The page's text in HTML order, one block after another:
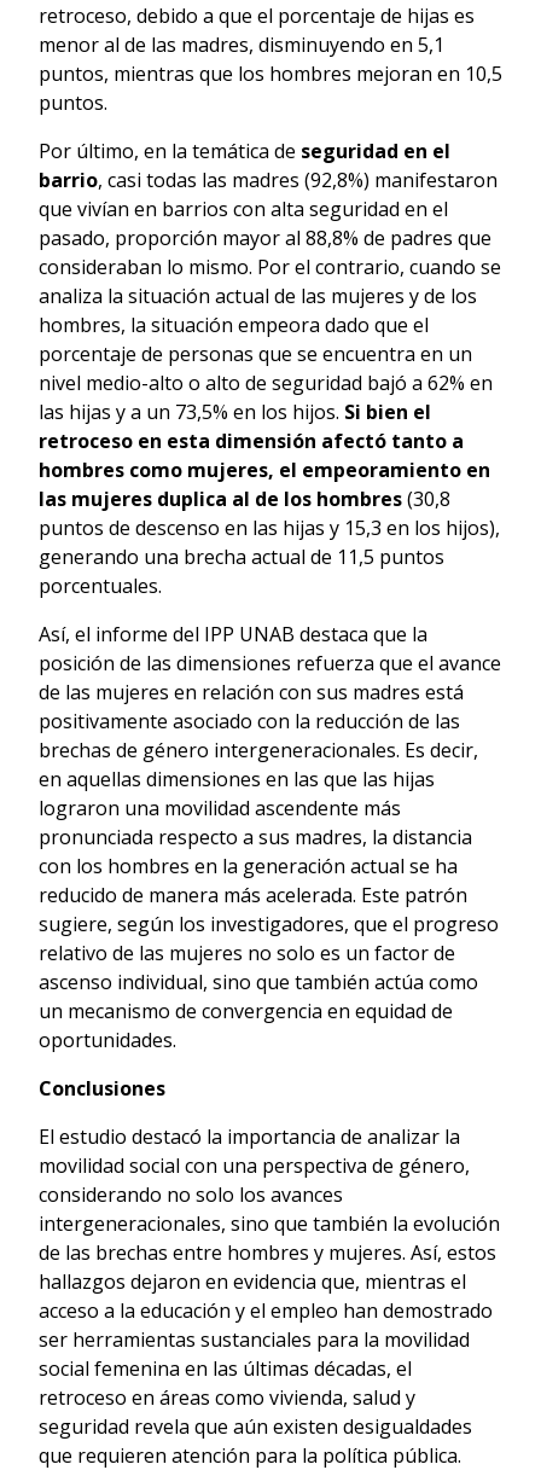
retroceso, debido a que el porcentaje de hijas es
menor al de las madres, disminuyendo en 5,1
puntos, mientras que los hombres mejoran en 10,5
puntos.
Por último, en la temática de seguridad en el
barrio, casi todas las madres (92,8%) manifestaron
que vivían en barrios con alta seguridad en el
pasado, proporción mayor al 88,8% de padres que
consideraban lo mismo. Por el contrario, cuando se
analiza la situación actual de las mujeres y de los
hombres, la situación empeora dado que el
porcentaje de personas que se encuentra en un
nivel medio-alto o alto de seguridad bajó a 62% en
las hijas y a un 73,5% en los hijos. Si bien el
retroceso en esta dimensión afectó tanto a
hombres como mujeres, el empeoramiento en
las mujeres duplica al de los hombres(30,8
puntos de descenso en las hijas y 15,3 en los hijos),
generando una brecha actual de 11,5 puntos
porcentuales.
Así, el informe del IPP UNAB destaca que la
posición de las dimensiones refuerza que el avance
de las mujeres en relación con sus madres está
positivamente asociado con la reducción de las
brechas de género intergeneracionales. Es decir,
en aquellas dimensiones en las que las hijas
lograron una movilidad ascendente más
pronunciada respecto a sus madres, la distancia
con los hombres en la generación actual se ha
reducido de manera más acelerada. Este patrón
sugiere, según los investigadores, que el progreso
relativo de las mujeres no solo es un factor de
ascenso individual, sino que también actúa como
un mecanismo de convergencia en equidad de
oportunidades.
Conclusiones
El estudio destacó la importancia de analizar la
movilidad social con una perspectiva de género,
considerando no solo los avances
intergeneracionales, sino que también la evolución
de las brechas entre hombres y mujeres. Así, estos
hallazgos dejaron en evidencia que, mientras el
acceso a la educación y el empleo han demostrado
ser herramientas sustanciales para la movilidad
social femenina en las últimas décadas, el
retroceso en áreas como vivienda, salud y
seguridad revela que aún existen desigualdades
que requieren atención para la política pública.